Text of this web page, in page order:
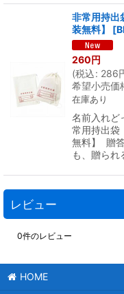
非常用持
装無料】
[
260円
(税込: 286
希望小売価
在庫あり
名前入れ
常用持出
無料】 贈
も、贈ら
レビュー
0件のレビュー
HOME